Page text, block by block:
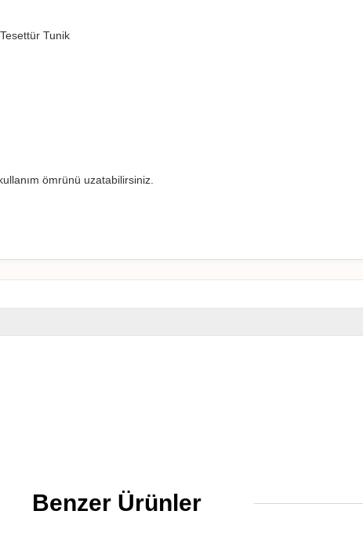
Tunik
ömrünü uzatabilirsiniz.
Benzer Ürünler